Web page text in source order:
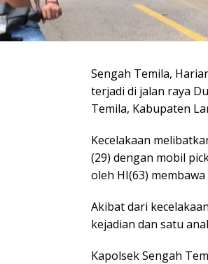
Sengah Temila,
terjadi di jalan raya
Temila, Kabupaten
Kecelakaan
(29) dengan mobil
oleh HI(63)
Akibat dari
kejadian dan satu
Kapolsek Sengah